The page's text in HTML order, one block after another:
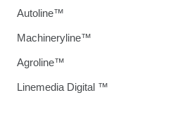
Autoline™
Machineryline™
Agroline™
Linemedia Digital ™